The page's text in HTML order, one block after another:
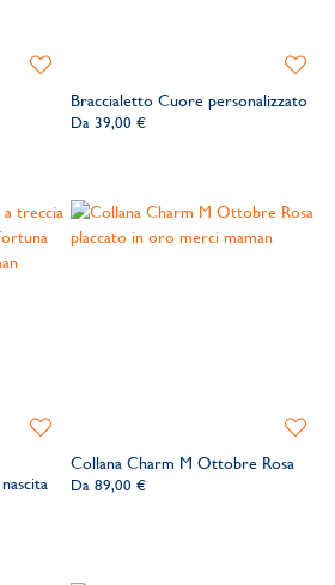
Aggiungi
Braccialetto Cuore personalizzato
Da 39,00 €
lista
Aggiungi
Collana Charm M Ottobre Rosa
Da 89,00 €
lista